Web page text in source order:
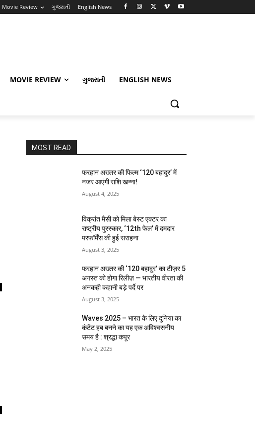
Movie Review ગુજરાતી English News
MOVIE REVIEW ગુજરાતી ENGLISH NEWS
MOST READ
फरहान अख्तर की फिल्म ‘120 बहादुर’ में
नजर आएंगी राशि खन्ना!
August 4, 2025
विक्रांत मैसी को मिला बेस्ट एक्टर का
राष्ट्रीय पुरस्कार, ‘12th फेल’ में दमदार
परफॉर्मेंस की हुई सराहना
August 3, 2025
फरहान अख्तर की ‘120 बहादुर’ का टीज़र 5
अगस्त को होगा रिलीज़ — भारतीय वीरता की
अनकही कहानी बड़े पर्दे पर
August 3, 2025
Waves 2025 – भारत के लिए दुनिया का
कंटेंट हब बनने का यह एक अविश्वसनीय
समय है : श्रद्धा कपूर
May 2, 2025